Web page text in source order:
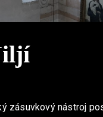
zásuvkový nástroj